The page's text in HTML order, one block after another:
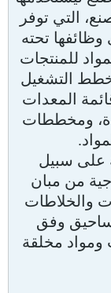
التي توفر
وظائفها تحته
للمنتجات
التشغيل
المعدات
ومخططات
على سبيل
من مبان
والخلاطات
وفق
ومواد مخلقة